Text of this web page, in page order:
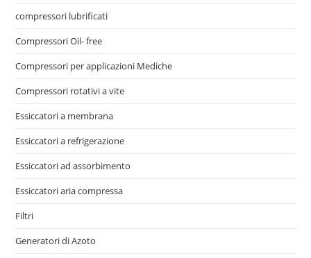
compressori lubrificati
Compressori Oil- free
Compressori per applicazioni Mediche
Compressori rotativi a vite
Essiccatori a membrana
Essiccatori a refrigerazione
Essiccatori ad assorbimento
Essiccatori aria compressa
Filtri
Generatori di Azoto